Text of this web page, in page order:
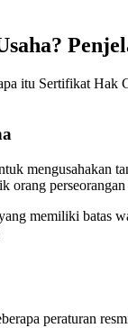
itu Sertifikat
mengusahakan
memiliki batas
peraturan